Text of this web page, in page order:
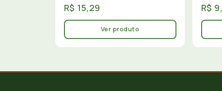
R$ 15,29
Ver produto
R$